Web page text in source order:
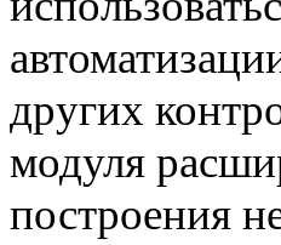
других
модуля
построения